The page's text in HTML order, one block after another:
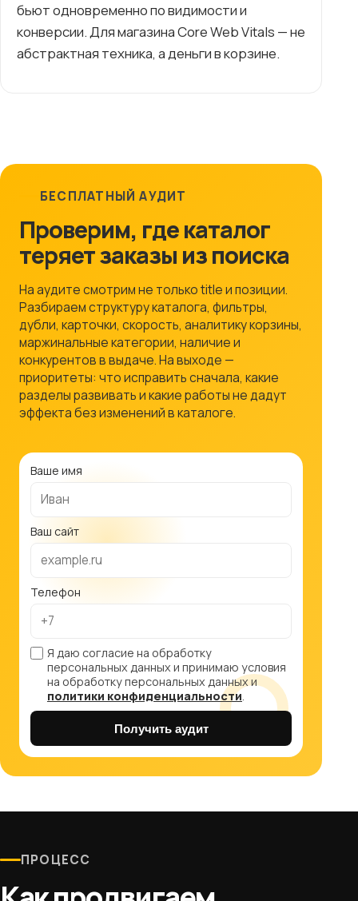
бьют одновременно по видимости и
конверсии. Для магазина Core Web Vitals — не
абстрактная техника, а деньги в корзине.
БЕСПЛАТНЫЙ АУДИТ
Проверим, где каталог
теряет заказы из поиска
На аудите смотрим не только title и позиции.
Разбираем структуру каталога, фильтры,
дубли, карточки, скорость, аналитику корзины,
маржинальные категории, наличие и
конкурентов в выдаче. На выходе —
приоритеты: что исправить сначала, какие
разделы развивать и какие работы не дадут
эффекта без изменений в каталоге.
Ваше имя
Ваш сайт
Телефон
Я даю согласие на обработку
персональных данных и принимаю условия
на обработку персональных данных и
политики конфиденциальности.
Получить аудит
ПРОЦЕСС